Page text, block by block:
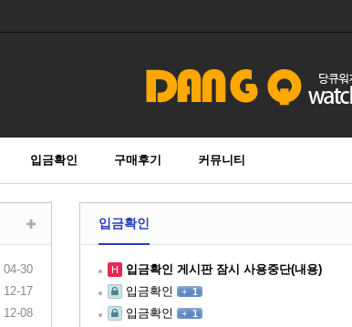
입금확인 구매후기 커뮤니티
04-30
12-17
12-08
입금확인
H 입금확인 게시판 잠시 사용중단(내용)
입금확인
+ 1
입금확인
+ 1